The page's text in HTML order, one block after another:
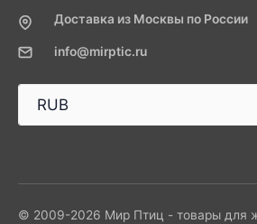
Доставка из Москвы по России
info@mirptic.ru
© 2009-2026 Мир Птиц - товары для